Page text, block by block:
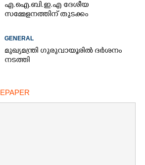
എ.ഐ.ബി.ഇ.എ ദേശീയ
സമ്മേളനത്തിന് തുടക്കം
GENERAL
മുഖ്യമന്ത്രി ഗുരുവായൂരിൽ ദർശനം
നടത്തി
EPAPER